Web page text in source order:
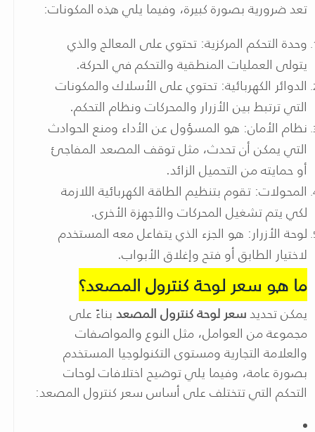
تعد ضرورية بصورة كبيرة، وفيما يلي هذه المكونات:
وحدة التحكم المركزية: تحتوي على المعالج والذي
يتولى العمليات المنطقية والتحكم في الحركة.
الدوائر الكهربائية: تحتوي على الأسلاك والمكونات
التي ترتبط بين الأزرار والمحركات ونظام التحكم.
نظام الأمان: هو المسؤول عن الأداء ومنع الحوادث
التي يمكن أن تحدث، مثل توقف المصعد المفاجئ
أو حمايته من التحميل الزائد.
المحولات: تقوم بتنظيم الطاقة الكهربائية اللازمة
لكي يتم تشغيل المحركات والأجهزة الأخرى.
لوحة الأزرار: هو الجزء الذي يتفاعل معه المستخدم
لاختيار الطابق أو فتح وإغلاق الأبواب.
ما هو سعر لوحة كنترول المصعد؟
يمكن تحديدسعر لوحة كنترول المصعدبناءً على
مجموعة من العوامل، مثل النوع والمواصفات
والعلامة التجارية ومستوى التكنولوجيا المستخدم
بصورة عامة، وفيما يلي توضيح اختلافات لوحات
التحكم التي تتختلف على أساس سعر كنترول المصعد: